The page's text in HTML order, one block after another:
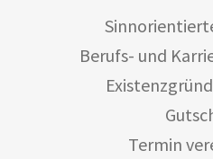
Berufs- und
Termin